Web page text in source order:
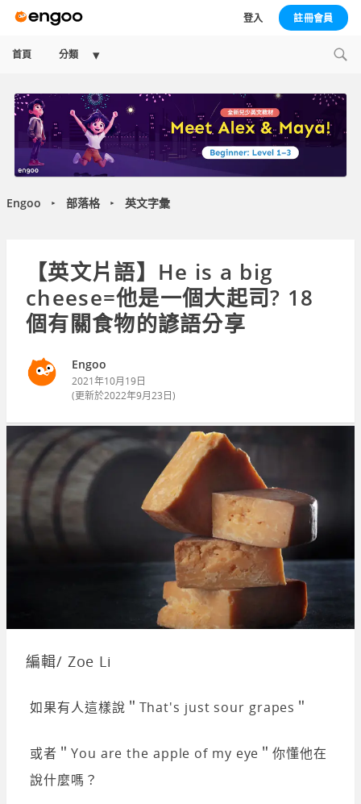
登入 註冊會員
首頁 分類
Expand
menu
Engoo ► 部落格 ► 英文字彙
【英文片語】He is a big
cheese=他是一個大起司? 18
個有關食物的諺語分享
Engoo
2021年10月19日
(更新於2022年9月23日)
編輯/ Zoe Li
如果有人這樣說＂That's just sour grapes＂
或者＂You are the apple of my eye＂你懂他在
說什麼嗎？